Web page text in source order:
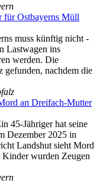
für Ostbayerns Müll
muss künftig nicht -
Lastwagen ins
werden. Die
gefunden, nachdem die
an Dreifach-Mutter
45-Jähriger hat seine
Dezember 2025 in
Landshut sieht Mord
Kinder wurden Zeugen